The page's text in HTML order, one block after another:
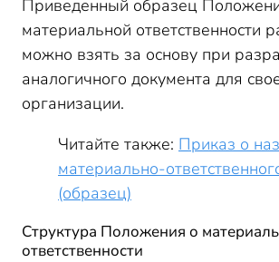
Приведенный образец
материальной ответственности
можно взять за основу при
аналогичного документа для
организации.
Читайте также: Приказ о
материально-
(образец)
Структура Положения о
ответственности